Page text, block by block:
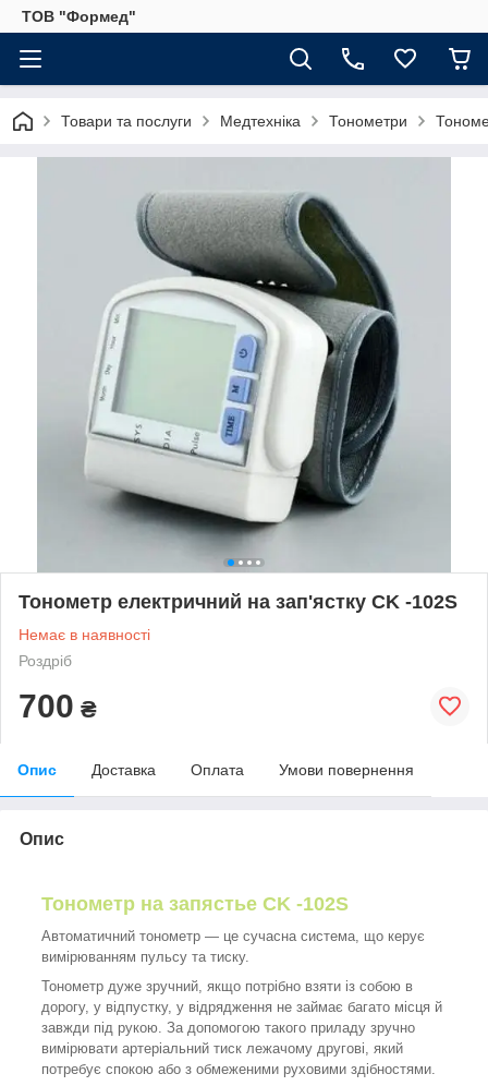
ТОВ "Формед"
Товари та послуги Медтехніка Тонометри
Тонометр електричний на зап'ястку CK -102S
Немає в наявності
Роздріб
700 ₴
Опис Доставка Оплата Умови повернення
Опис
Тонометр на запястье CK -102S
Автоматичний тонометр — це сучасна система, що керує
вимірюванням пульсу та тиску.
Тонометр дуже зручний, якщо потрібно взяти із собою в
дорогу, у відпустку, у відрядження не займає багато місця й
завжди під рукою. За допомогою такого приладу зручно
вимірювати артеріальний тиск лежачому другові, який
потребує спокою або з обмеженими руховими здібностями.